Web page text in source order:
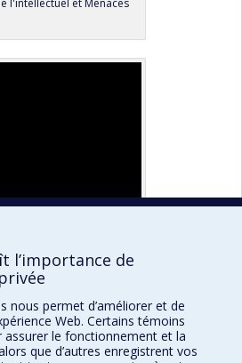
dans le cadre du projet
qui a permis de recueillir
es québécois-es
à l'importance et la
dans la
La recherche
l’importance de
nous permet d’améliorer et de
Web. Certains témoins
le fonctionnement et la
que d’autres enregistrent vos